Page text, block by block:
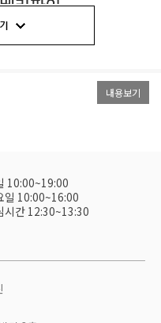
내용보기
10:00~19:00
일 10:00~16:00
시간 12:30~13:30